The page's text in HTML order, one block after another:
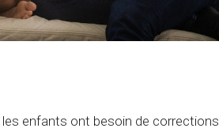
enfants ont besoin de